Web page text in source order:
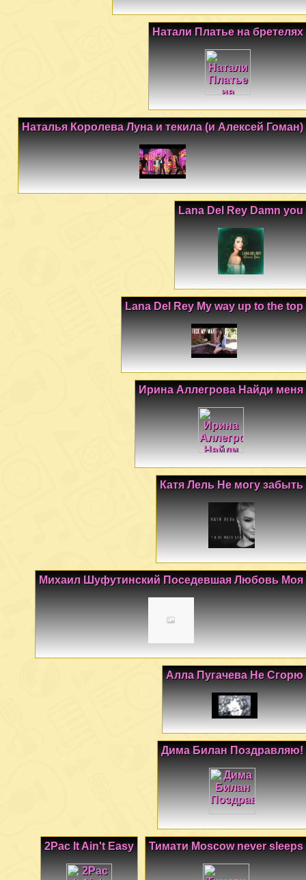
Натали Платье на бретелях
Наталья Королева Луна и текила (и Алексей Гоман)
Lana Del Rey Damn you
Lana Del Rey My way up to the top
Ирина Аллегрова Найди меня
Катя Лель Не могу забыть
Михаил Шуфутинский Поседевшая Любовь Моя
Алла Пугачева Не Сгорю
Дима Билан Поздравляю!
Тимати Moscow never sleeps
2Pac It Ain't Easy